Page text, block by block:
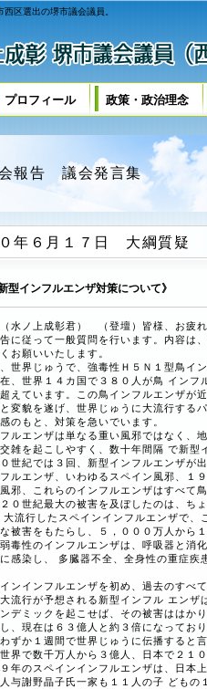
区選出の堺市議会議員。
報告 議会発言集
年６月１７日 大綱質疑
型インフルエンザ対策について》
水ノ上成彰君） （登壇）皆様、お疲れ
に従って一般質問を行います。内容は
お願いいたします。
世界じゅうで、強毒性Ｈ５Ｎ１型鳥イ
、世界１４カ国で３８０人が鳥 イン
えています。この鳥インフルエンザが
変貌を遂げ、世界じゅうに大流行する
のもと、対策を急いでいます。
ルエンザは単なる重い風邪ではなく、
雑を起こしやすく、数十年間隔 で新型
世紀では３回、新型インフルエンザが
ルエンザ、いわゆるスペイン風邪、１
邪、これらのインフルエンザはすべて
０世紀最大の被害を及ぼしたのは、ち
大流行したスペインインフルエンザで
被害をもたらし、５，０００万人から
毒性のインフルエンザは、呼吸器と消
感染し、 多臓器不全、全身性の重症疾
ンインフルエンザを初め、過去のすべ
流行が予想される新型インフル エンザ
デミックを起こせば、その被害ははか
、現在は６３億人と約３倍になってお
ずか１週間で世界じゅうに伝播すると
界で数千万人から３億人、日本で２１
年のスペインインフルエンザは、日本
与謝野晶子氏一家も１１人の子 ども
プロフィール 政策・政治理念